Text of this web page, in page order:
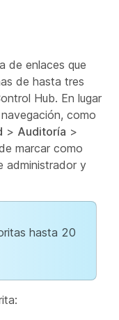
de enlaces que
de hasta tres
Hub. En lugar
como
> Auditoría >
marcar como
administrador y
hasta 20